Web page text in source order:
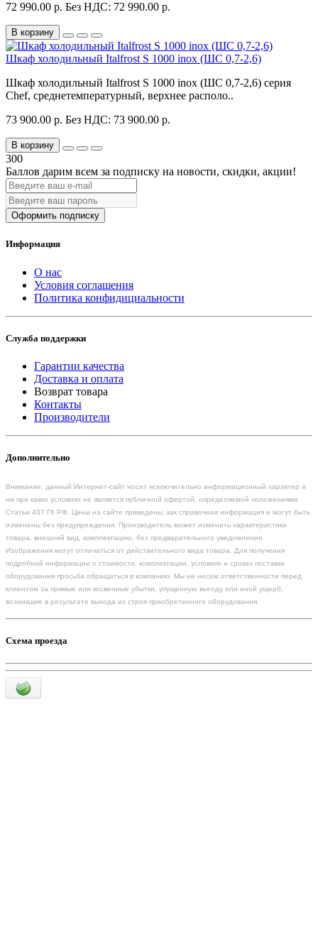
72 990.00 р. Без НДС: 72 990.00 р.
В корзину
Шкаф холодильный Italfrost S 1000 inox (ШС 0,7-2,6)
Шкаф холодильный Italfrost S 1000 inox (ШС 0,7-2,6) серия
Chef, среднетемпературный, верхнее располо..
73 900.00 р. Без НДС: 73 900.00 р.
В корзину
300
Баллов дарим всем за подписку на новости, скидки, акции!
Оформить подписку
Информация
О нас
Условия соглашения
Политика конфидициальности
Служба поддержки
Гарантии качества
Доставка и оплата
Возврат товара
Контакты
Производители
Дополнительно
Внимание, данный Интернет-сайт носит исключительно информационный характер и
ни при каких условиях не является публичной офертой, определяемой положениями
Статьи 437 ГК РФ. Цены на сайте приведены, как справочная информация и могут быть
изменены без предупреждения. Производитель может изменить характеристики
товара, внешний вид, комплектацию, без предварительного уведомления.
Изображения могут отличаться от действительного вида товара. Для получения
подробной информации о стоимости, комплектации, условиях и сроках поставки
оборудования просьба обращаться в компанию. Мы не несем ответственности перед
клиентом за прямые или косвенные убытки, упущенную выгоду или иной ущерб,
возникшие в результате выхода из строя приобретенного оборудования.
Схема проезда